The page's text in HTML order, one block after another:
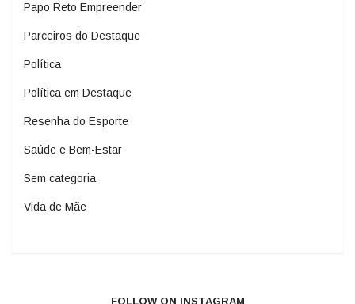
Papo Reto Empreender
Parceiros do Destaque
Política
Política em Destaque
Resenha do Esporte
Saúde e Bem-Estar
Sem categoria
Vida de Mãe
FOLLOW ON INSTAGRAM